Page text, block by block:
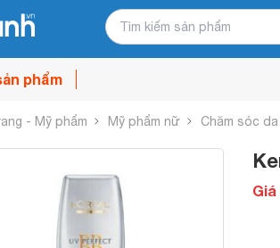
phẩm
- Mỹ phẩm Mỹ phẩm nữ Chăm sóc da